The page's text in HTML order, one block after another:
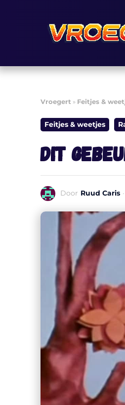
Vroegert » Feitjes &
Feitjes & weetjes
Dit
Door Ruud Caris ·